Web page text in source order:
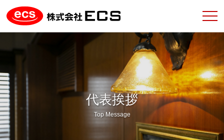
代表挨拶
Top Message